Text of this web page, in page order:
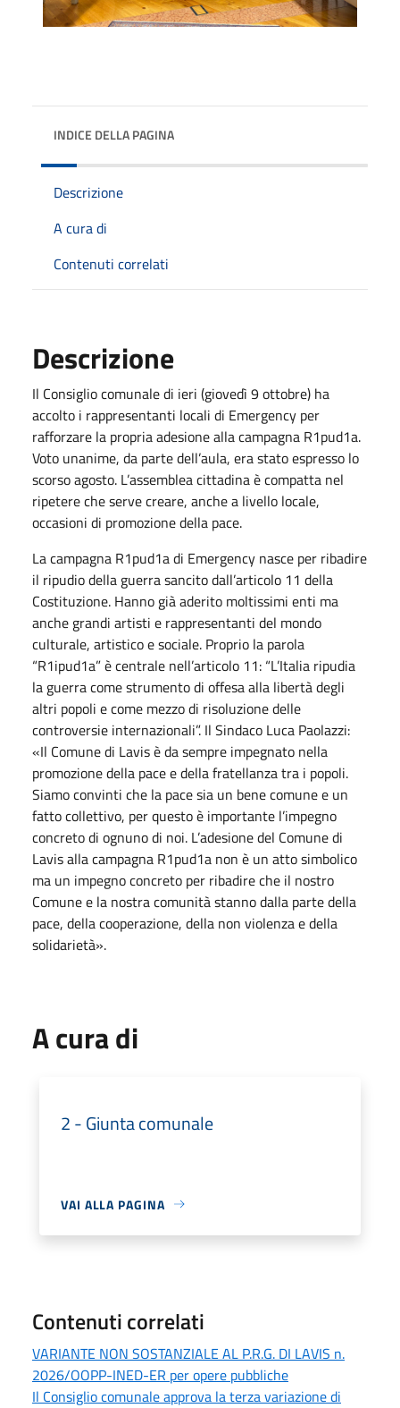
INDICE DELLA PAGINA
Descrizione
A cura di
Contenuti correlati
Descrizione
Il Consiglio comunale di ieri (giovedì 9 ottobre) ha
accolto i rappresentanti locali di Emergency per
rafforzare la propria adesione alla campagna R1pud1a.
Voto unanime, da parte dell’aula, era stato espresso lo
scorso agosto. L’assemblea cittadina è compatta nel
ripetere che serve creare, anche a livello locale,
occasioni di promozione della pace.
La campagna R1pud1a di Emergency nasce per ribadire
il ripudio della guerra sancito dall’articolo 11 della
Costituzione. Hanno già aderito moltissimi enti ma
anche grandi artisti e rappresentanti del mondo
culturale, artistico e sociale. Proprio la parola
“R1ipud1a” è centrale nell’articolo 11: “L’Italia ripudia
la guerra come strumento di offesa alla libertà degli
altri popoli e come mezzo di risoluzione delle
controversie internazionali”. Il Sindaco Luca Paolazzi:
«Il Comune di Lavis è da sempre impegnato nella
promozione della pace e della fratellanza tra i popoli.
Siamo convinti che la pace sia un bene comune e un
fatto collettivo, per questo è importante l’impegno
concreto di ognuno di noi. L’adesione del Comune di
Lavis alla campagna R1pud1a non è un atto simbolico
ma un impegno concreto per ribadire che il nostro
Comune e la nostra comunità stanno dalla parte della
pace, della cooperazione, della non violenza e della
solidarietà».
A cura di
2 - Giunta comunale
VAI ALLA PAGINA
Contenuti correlati
VARIANTE NON SOSTANZIALE AL P.R.G. DI LAVIS n.
2026/OOPP-INED-ER per opere pubbliche
Il Consiglio comunale approva la terza variazione di